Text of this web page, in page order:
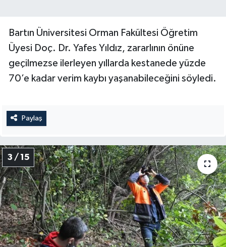
Bartın Üniversitesi Orman Fakültesi Öğretim
Üyesi Doç. Dr. Yafes Yıldız, zararlının önüne
geçilmezse ilerleyen yıllarda kestanede yüzde
70’e kadar verim kaybı yaşanabileceğini söyledi.
Paylaş
3 / 15